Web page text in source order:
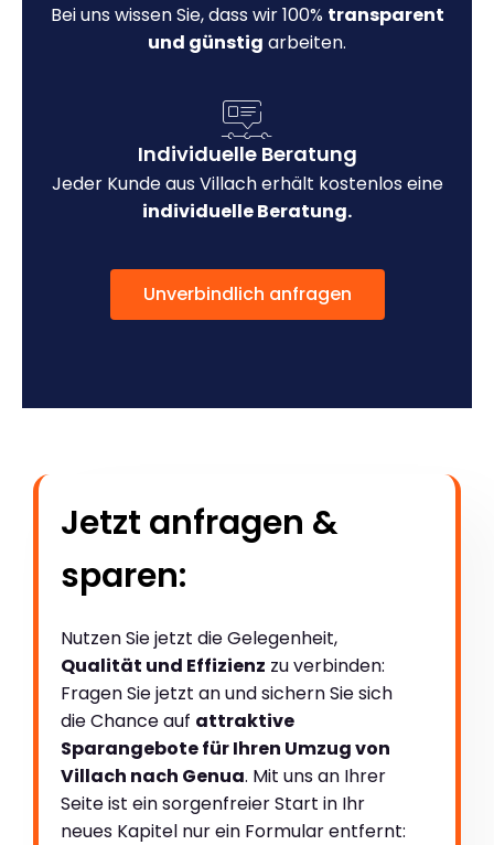
Bei uns wissen Sie, dass wir 100% transparent
und günstig arbeiten.
Individuelle Beratung
Jeder Kunde aus Villach erhält kostenlos eine
individuelle Beratung.
Unverbindlich anfragen
Jetzt anfragen &
sparen:
Nutzen Sie jetzt die Gelegenheit,
Qualität und Effizienz zu verbinden:
Fragen Sie jetzt an und sichern Sie sich
die Chance auf attraktive
Sparangebote für Ihren Umzug von
Villach nach Genua. Mit uns an Ihrer
Seite ist ein sorgenfreier Start in Ihr
neues Kapitel nur ein Formular entfernt: